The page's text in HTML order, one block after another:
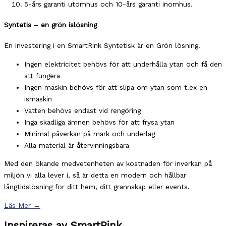
5-års garanti utomhus och 10-års garanti inomhus.
Syntetis – en grön islösning
En investering i en SmartRink Syntetisk är en Grön lösning.
Ingen elektricitet behövs för att underhålla ytan och få den
att fungera
Ingen maskin behövs för att slipa om ytan som t.ex en
ismaskin
Vatten behövs endast vid rengöring
Inga skadliga ämnen behövs för att frysa ytan
Minimal påverkan på mark och underlag
Alla material är återvinningsbara
Med den ökande medvetenheten av kostnaden för inverkan på
miljön vi alla lever i, så är detta en modern och hållbar
långtidslösning för ditt hem, ditt grannskap eller events.
Läs Mer →